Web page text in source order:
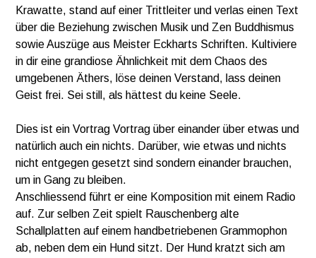
Krawatte, stand auf einer Trittleiter und verlas einen Text
über die Beziehung zwischen Musik und Zen Buddhismus
sowie Auszüge aus Meister Eckharts Schriften. Kultiviere
in dir eine grandiose Ähnlichkeit mit dem Chaos des
umgebenen Äthers, löse deinen Verstand, lass deinen
Geist frei. Sei still, als hättest du keine Seele.
Dies ist ein Vortrag Vortrag über einander über etwas und
natürlich auch ein nichts. Darüber, wie etwas und nichts
nicht entgegen gesetzt sind sondern einander brauchen,
um in Gang zu bleiben.
Anschliessend führt er eine Komposition mit einem Radio
auf. Zur selben Zeit spielt Rauschenberg alte
Schallplatten auf einem handbetriebenen Grammophon
ab, neben dem ein Hund sitzt. Der Hund kratzt sich am